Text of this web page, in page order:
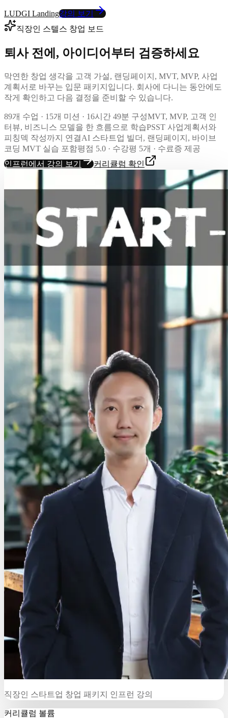
LUDGI Landing강의 보기
직장인 스텔스 창업 보드
퇴사 전에, 아이디어부터 검증하세요
막연한 창업 생각을 고객 가설, 랜딩페이지, MVT, MVP, 사업
계획서로 바꾸는 입문 패키지입니다. 회사에 다니는 동안에도
작게 확인하고 다음 결정을 준비할 수 있습니다.
89개 수업 · 15개 미션 · 16시간 49분 구성MVT, MVP, 고객 인
터뷰, 비즈니스 모델을 한 흐름으로 학습PSST 사업계획서와
피칭덱 작성까지 연결AI 스타트업 빌더, 랜딩페이지, 바이브
코딩 MVT 실습 포함평점 5.0 · 수강평 5개 · 수료증 제공
인프런에서 강의 보기
커리큘럼 확인
직장인 스타트업 창업 패키지 인프런 강의
커리큘럼 볼륨